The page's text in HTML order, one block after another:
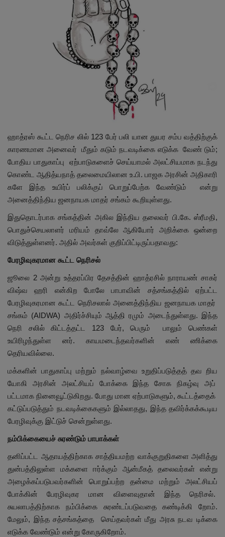
ஹாத்ரஸ் கூட்ட நெரிச லில் 123 பேர் பலி யான துயர சம்ப வத்திற்குக்
காரணமான அனைவர் மீதும் கடும் நடவடிக்கை எடுக்க வேண் டும்;
போதிய பாதுகாப்பு ஏற்பாடுகளைச் செய்யாமல் அலட்சியமாக நடந்து
கொண்ட ஆதித்யநாத் தலைமையிலான உ.பி. பாஜக அரசின் அதிகாரி
களே இந்த உயிர்ப் பலிக்குப் பொறுப்பேற்க வேண்டும் என்று
அனைத்திந்திய ஜனநாயக மாதர் சங்கம் கூறியுள்ளது.
இதுதொடர்பாக சங்கத்தின் அகில இந்திய தலைவர் பி.கே. ஸ்ரீமதி,
பொதுச்செயலாளர் மரியம் தாவ்லே ஆகியோர் அறிக்கை ஒன்றை
விடுத்துள்ளனர். அதில் அவர்கள் குறிப்பிட்டிருப்பதாவது:
பேரழிவுகரமான கூட்ட நெரிசல்
ஜூலை 2 அன்று உத்தரப்பிர தேசத்தின் ஹாத்ரசில் நாராயண் சாகர்
விஷ்வ ஹரி என்கிற போலே பாபாவின் சத்சங்கத்தில் ஏற்பட்ட
பேரழிவுகரமான கூட்ட நெரிசலால் அனைத்திந்திய ஜனநாயக மாதர்
சங்கம் (AIDWA) அதிர்ச்சியும் ஆத்தி ரமும் அடைந்துள்ளது. இந்த
நெரி சலில் கிட்டத்தட்ட 123 பேர், பெரும் பாலும் பெண்கள்
உயிரிழந்துள்ள னர். காயமடைந்தவர்களின் எண் ணிக்கை
தெரியவில்லை.
மக்களின் பாதுகாப்பு மற்றும் நல்வாழ்வை உறுதிப்படுத்தத் தவ றிய
யோகி அரசின் அலட்சியப் போக்கை இந்த சோக நிகழ்வு அப்
பட்டமாக நினைவூட்டுகிறது. போது மான ஏற்பாடுகளும், கூட்டத்தைக்
கட்டுப்படுத்தும் நடவடிக்கைகளும் இல்லாதது, இந்த தவிர்க்கக்கூடிய
பேரழிவுக்கு இட்டுச் சென்றுள்ளது.
நம்பிக்கையைச் சுரண்டும் பாபாக்கள்
தனிப்பட்ட ஆதாயத்திற்காக சாத்தியமற்ற வாக்குறுதிகளை அளித்து
துன்பத்திலுள்ள மக்களை ஈர்க்கும் ஆன்மீகத் தலைவர்கள் என்று
அழைக்கப்படுபவர்களின் பொறுப்பற்ற தன்மை மற்றும் அலட்சியப்
போக்கின் பேரழிவுகர மான விளைவுதான் இந்த நெரிசல்.
சுயலாபத்திற்காக நம்பிக்கை சுரண்டப்படுவதை கண்டிக்கி றோம்.
மேலும், இந்த சத்சங்கத்தை செய்தவர்கள் மீது அரசு நடவ டிக்கை
எடுக்க வேண்டும் என்று கோருகிறோம்.